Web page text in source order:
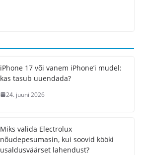
iPhone 17 või vanem iPhone’i mudel:
kas tasub uuendada?
24. juuni 2026
Miks valida Electrolux
nõudepesumasin, kui soovid kööki
usaldusväärset lahendust?